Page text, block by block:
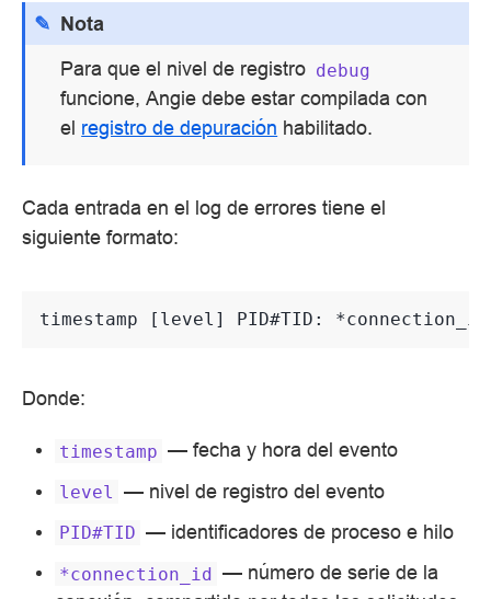
Nota
Para que el nivel de registro debug
funcione, Angie debe estar compilada con
el registro de depuración habilitado.
Cada entrada en el log de errores tiene el
siguiente formato:
Donde:
timestamp — fecha y hora del evento
level — nivel de registro del evento
PID#TID — identificadores de proceso e hilo
*connection_id — número de serie de la